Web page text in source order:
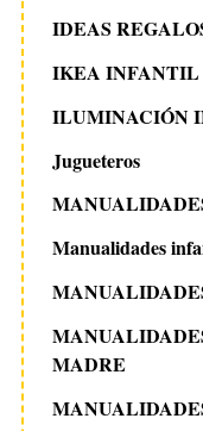
IDEAS
IKEA INFANTIL
ILUMINACIÓN
Jugueteros
Manualidades
MADRE